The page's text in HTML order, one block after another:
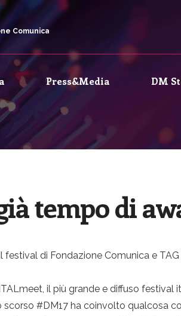
Comunica
Press&Media DM
tempo di
di Fondazione Comunica e
il più grande e diffuso
scorso #DM17 ha coinvolto qualcosa